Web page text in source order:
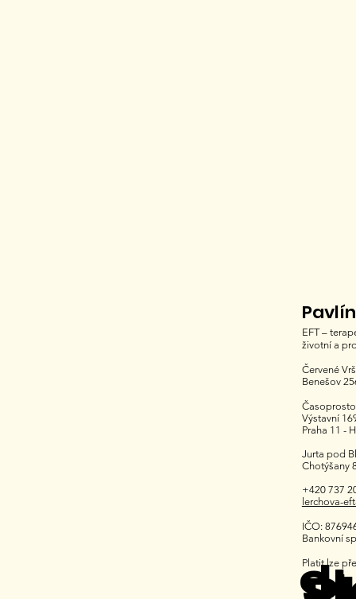
EFT –
životní a
Červené
Benešov
Výstavní
Praha 11 -
Jurta pod
Chotýšany
+420 737
lerchova-
IČO:
Bankovní
Platit lze